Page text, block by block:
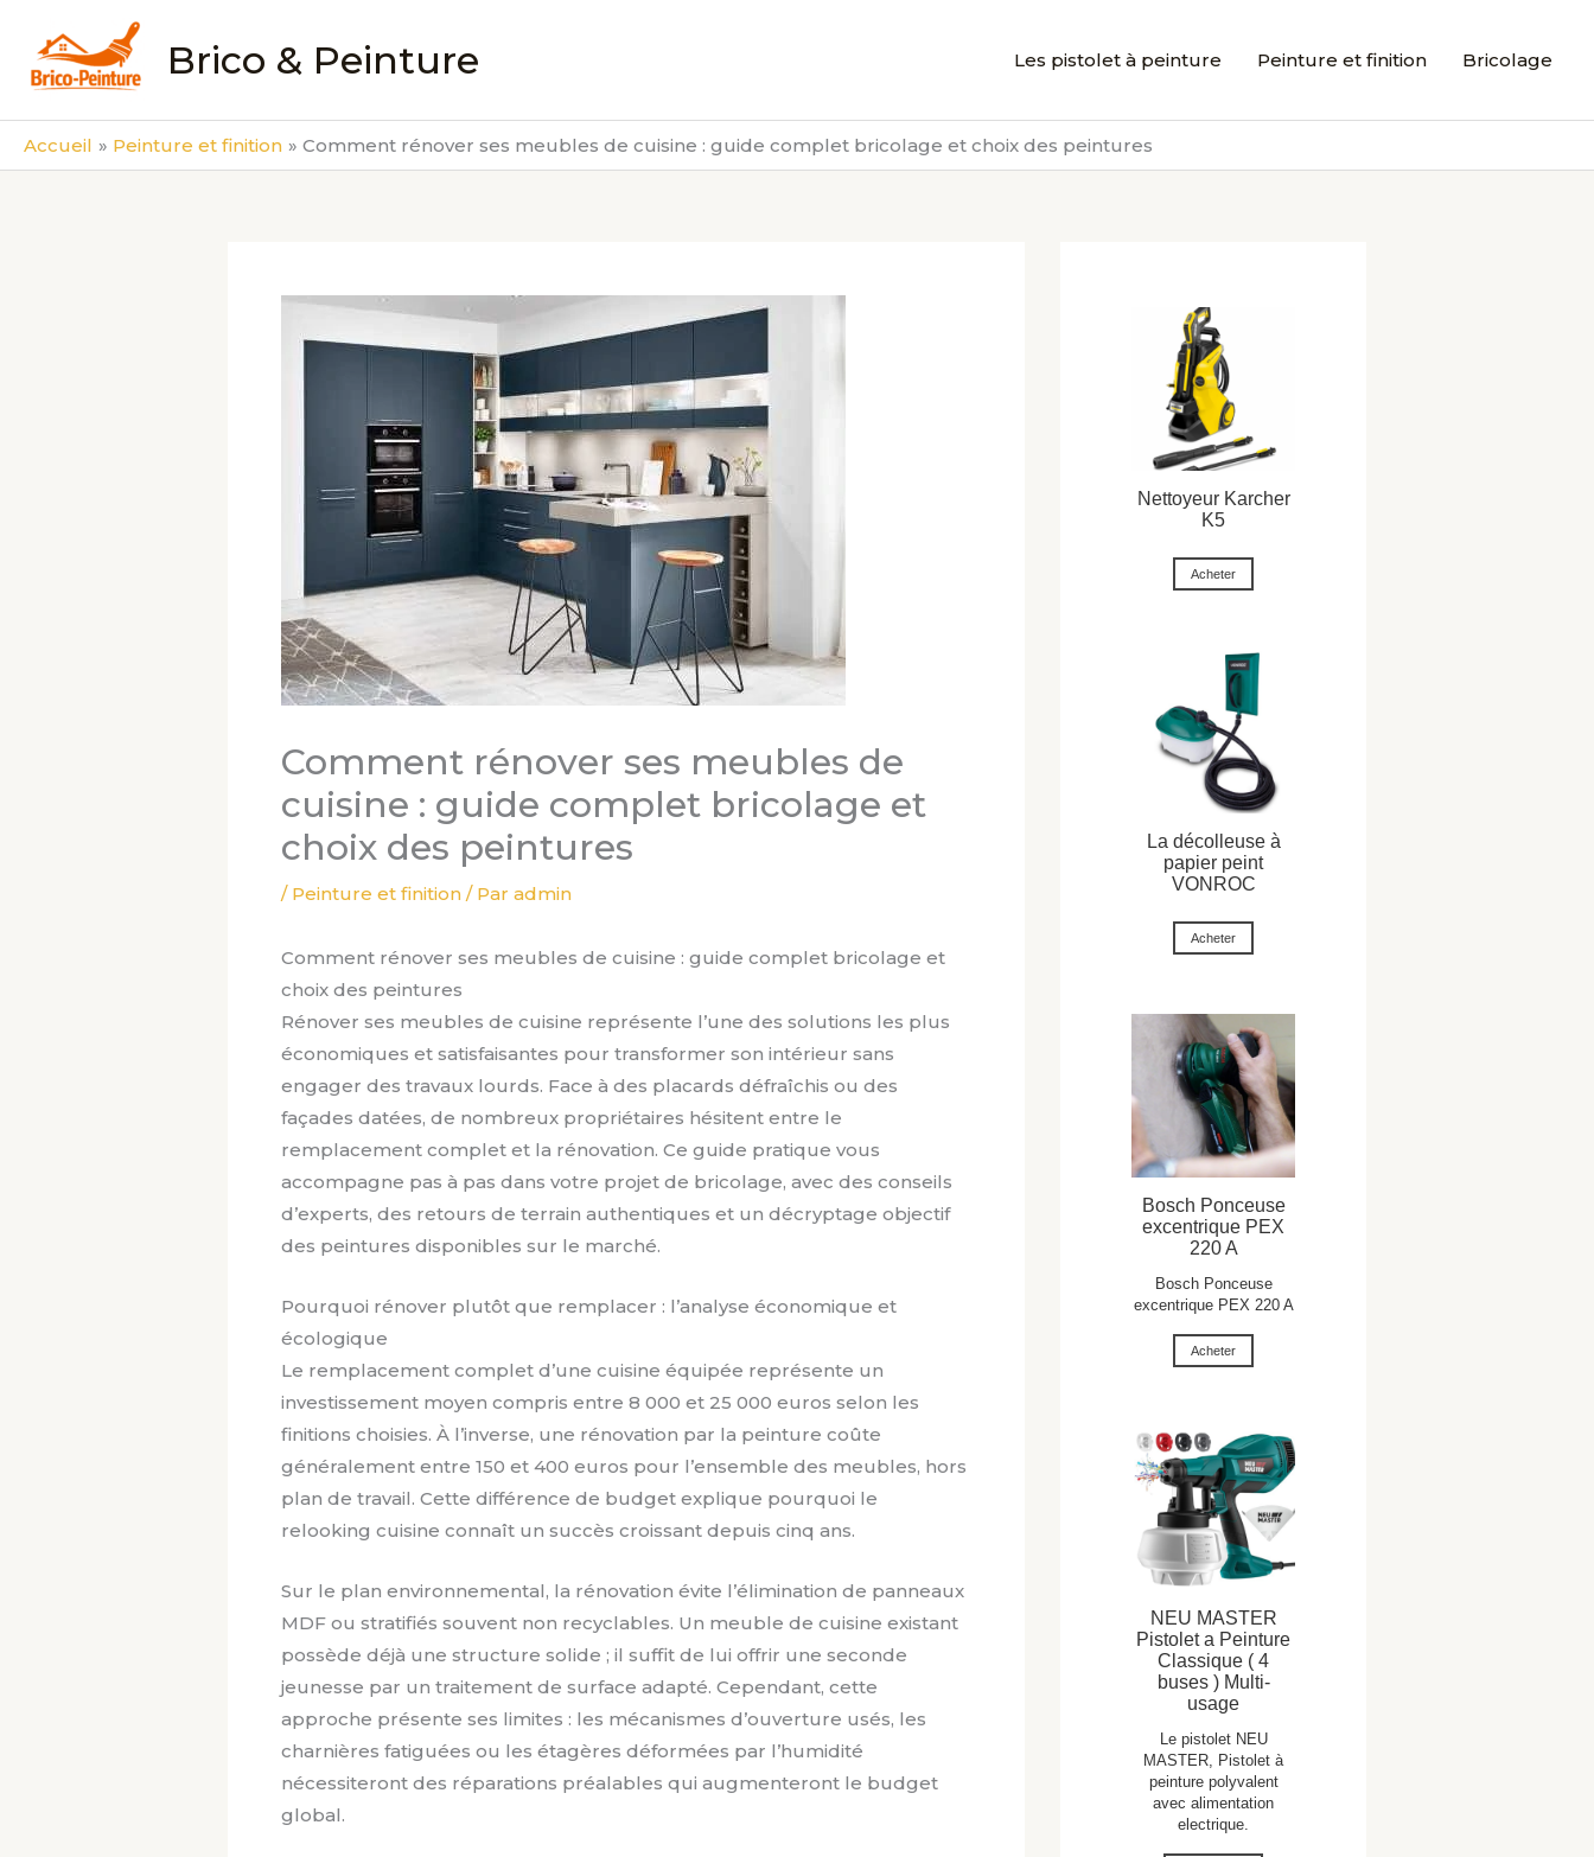
contenu
Brico & Peinture Les pistolet à peinture Peinture et finition Bricolage
Accueil Peinture et finition Comment rénover ses meubles de cuisine : guide complet bricolage et choix des peintures
Comment rénover ses meubles de
cuisine : guide complet bricolage et
choix des peintures
/ Peinture et finition / Par admin
Comment rénover ses meubles de cuisine : guide complet bricolage et
choix des peintures
Rénover ses meubles de cuisine représente l’une des solutions les plus
économiques et satisfaisantes pour transformer son intérieur sans
engager des travaux lourds. Face à des placards défraîchis ou des
façades datées, de nombreux propriétaires hésitent entre le
remplacement complet et la rénovation. Ce guide pratique vous
accompagne pas à pas dans votre projet de bricolage, avec des conseils
d’experts, des retours de terrain authentiques et un décryptage objectif
des peintures disponibles sur le marché.
Pourquoi rénover plutôt que remplacer : l’analyse économique et
écologique
Le remplacement complet d’une cuisine équipée représente un
investissement moyen compris entre 8 000 et 25 000 euros selon les
finitions choisies. À l’inverse, une rénovation par la peinture coûte
généralement entre 150 et 400 euros pour l’ensemble des meubles, hors
plan de travail. Cette différence de budget explique pourquoi le
relooking cuisine connaît un succès croissant depuis cinq ans.
Sur le plan environnemental, la rénovation évite l’élimination de panneaux
MDF ou stratifiés souvent non recyclables. Un meuble de cuisine existant
possède déjà une structure solide ; il suffit de lui offrir une seconde
jeunesse par un traitement de surface adapté. Cependant, cette
approche présente ses limites : les mécanismes d’ouverture usés, les
charnières fatiguées ou les étagères déformées par l’humidité
nécessiteront des réparations préalables qui augmenteront le budget
global.
Nettoyeur Karcher
K5
Acheter
La décolleuse à
papier peint
VONROC
Acheter
Bosch Ponceuse
excentrique PEX
220 A
Bosch Ponceuse
excentrique PEX 220 A
Acheter
NEU MASTER
Pistolet a Peinture
Classique ( 4
buses ) Multi-
usage
Le pistolet NEU
MASTER, Pistolet à
peinture polyvalent
avec alimentation
electrique.